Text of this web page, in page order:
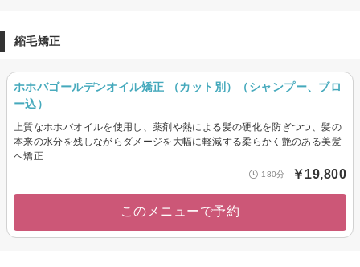
縮毛矯正
ホホバゴールデンオイル矯正 （カット別）（シャンプー、ブロ
ー込）
上質なホホバオイルを使用し、薬剤や熱による髪の硬化を防ぎつつ、髪の
本来の水分を残しながらダメージを大幅に軽減する柔らかく艶のある美髪
へ矯正
180分 ￥19,800
このメニューで予約